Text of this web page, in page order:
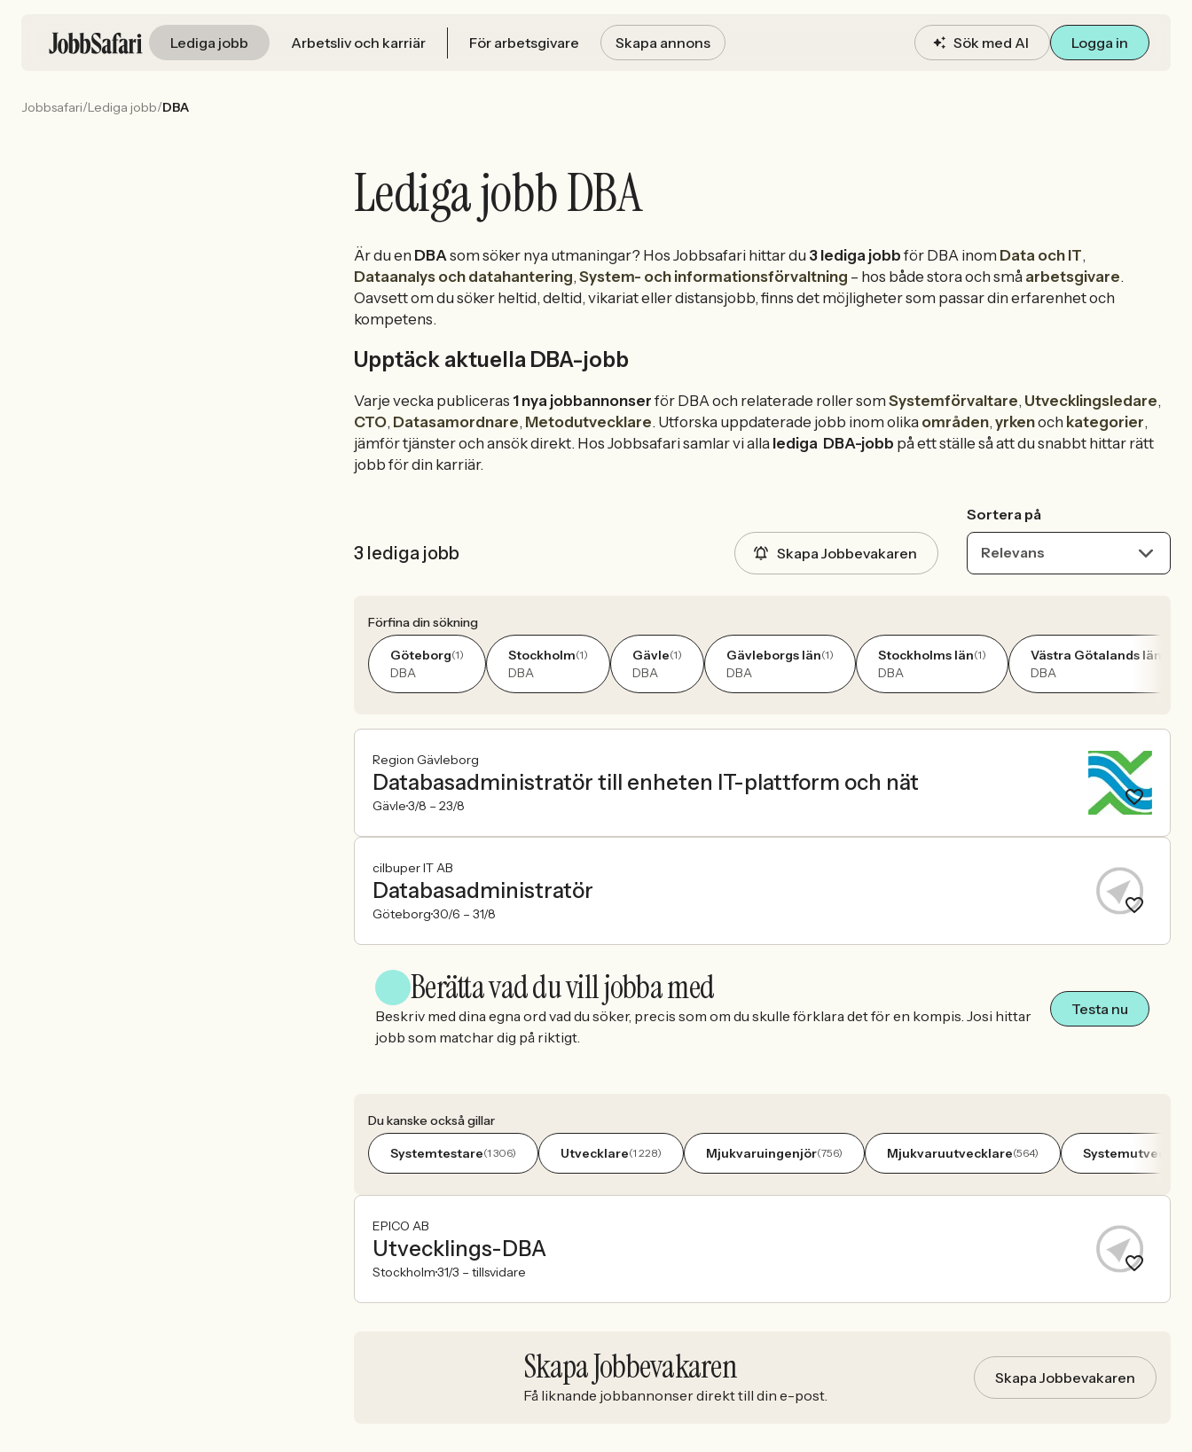
Lediga jobb Arbetsliv och karriär För arbetsgivare Skapa annons Sök med AI Logga in
Jobbsafari/Lediga jobb/DBA
Lediga jobb DBA
Är du en DBAsom söker nya utmaningar? Hos Jobbsafari hittar du 3 lediga jobb för DBA inom Data och IT,
Dataanalys och datahantering,System- och informationsförvaltning – hos både stora och små arbetsgivare.
Oavsett om du söker heltid, deltid, vikariat eller distansjobb, finns det möjligheter som passar din erfarenhet och
kompetens.
Upptäck aktuella DBA-jobb
Varje vecka publiceras 1 nya jobbannonser för DBA och relaterade roller som Systemförvaltare, Utvecklingsledare,
CTO, Datasamordnare, Metodutvecklare. Utforska uppdaterade jobb inom olika områden,yrkenoch kategorier,
jämför tjänster och ansök direkt. Hos Jobbsafari samlar vi alla lediga DBA-jobb på ett ställe så att du snabbt hittar rätt
jobb för din karriär.
3 lediga jobb Skapa Jobbevakaren
Sortera på
Relevans
Förfina din sökning
Göteborg(1)
DBA
Stockholm(1)
DBA
Gävle(1)
DBA
Gävleborgs län(1)
DBA
Stockholms län(1)
DBA
Västra Götalands län
DBA
Region Gävleborg
Databasadministratör till enheten IT-plattform och nät
Gävle3/8 – 23/8
cilbuper IT AB
Databasadministratör
Göteborg30/6 – 31/8
Berätta vad du vill jobba med
Beskriv med dina egna ord vad du söker, precis som om du skulle förklara det för en kompis. Josi hittar
jobb som matchar dig på riktigt.
Testa nu
Du kanske också gillar
Systemtestare(1 306) Utvecklare(1 228) Mjukvaruingenjör(756) Mjukvaruutvecklare(564)
EPICO AB
Utvecklings-DBA
Stockholm31/3 – tillsvidare
Skapa Jobbevakaren
Få liknande jobbannonser direkt till din e-post.
Skapa Jobbevakaren